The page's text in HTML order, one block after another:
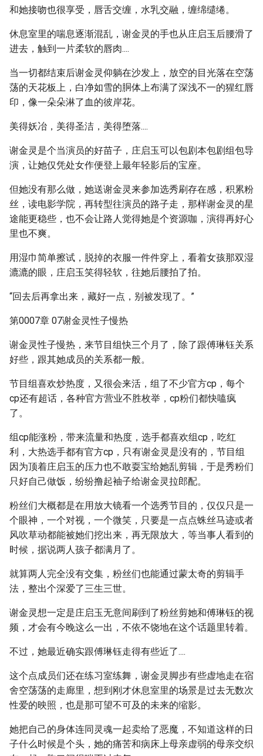
和她接吻也很享受，唇舌交缠，水乳交融，缠绵缱绻。
休息室里的喘息逐渐混乱，谢金灵的手也从庄启玉后腰滑了
进去，触到一片柔软的唇肉....
当一切都结束后谢金灵仰躺在沙发上，放空的目光落在空荡
荡的天花板上，白净如雪的胴体上布满了深浅不一的猩红唇
印，像一朵朵淋了血的彼岸花。
美得妖冶，美得圣洁，美得堕落....
谢金灵是个当演员的好苗子，庄启玉可以包剧本包剧组包导
演，让她仅凭处女作便登上最年轻影后的宝座。
但她没有那么做，她送谢金灵来参加选秀刷存在感，积累粉
丝，读电影学院，再转型往演员的路子走，那样谢金灵的星
途能更稳些，也不会让路人觉得她是个资源咖，演得再好心
里也不爽。
用湿巾简单擦试，脱掉的衣服一件件穿上，看着女孩那双湿
漉漉的眼，庄启玉笑得轻软，往她后腰拍了拍。
“回去后再拿出来，藏好一点，别被发现了。”
第0007章 07谢金灵性子慢热
谢金灵性子慢热，来节目组快三个月了，除了跟傅琳钰关系
好些，跟其她成员的关系都一般。
节目组喜欢炒热度，又很会来活，组了不少官方cp，每个
cp还有超话，各种官方营业不胜枚举，cp粉们都快嗑疯
了。
组cp能涨粉，带来流量和热度，选手都喜欢组cp，吃红
利，大热选手都有官方cp，只有谢金灵是没有的，节目组
因为顶着庄启玉的压力也不敢耍宝给她乱剪辑，于是秀粉们
只好自己做饭，纷纷撸起袖子给谢金灵拉郎配。
粉丝们大概都是在用放大镜看一个选秀节目的，仅仅只是一
个眼神，一个对视，一个微笑，只要是一点点蛛丝马迹或者
风吹草动都能被她们挖出来，再无限放大，等当事人看到的
时候，据说两人孩子都满月了。
就算两人完全没有交集，粉丝们也能通过蒙太奇的剪辑手
法，整出个深爱了三生三世。
谢金灵想一定是庄启玉无意间刷到了粉丝剪她和傅琳钰的视
频，才会有今晚这么一出，不依不饶地在这个话题里转着。
不过，她最近确实跟傅琳钰走得有些近了....
这个点成员们还在练习室练舞，谢金灵脚步有些虚地走在宿
舍空荡荡的走廊里，想到刚才休息室里的场景是过去无数次
性爱的映照，也是那可望不可及的未来的缩影。
她把自己的身体连同灵魂一起卖给了恶魔，不知道这样的日
子什么时候是个头，她的痛苦和病床上母亲虚弱的母亲交织